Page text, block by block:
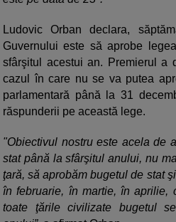
Ludovic Orban declara,
Guvernului este să aprobe
sfârşitul acestui an. Premierul a
cazul în care nu se va putea
parlamentară până la 31
răspunderii pe această lege.
"Obiectivul nostru este acela de
stat până la sfârşitul anului, nu
ţară, să aprobăm bugetul de stat
în februarie, în martie, în aprilie,
toate ţările civilizate bugetul